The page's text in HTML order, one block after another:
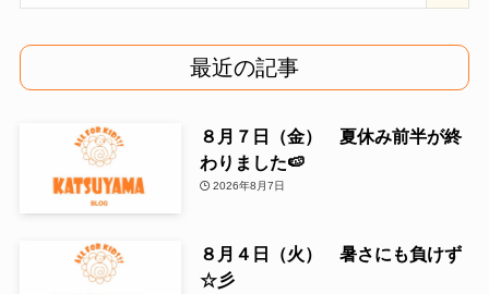
最近の記事
８月７日（金） 夏休み前半が終
わりました🍉
2026年8月7日
８月４日（火） 暑さにも負けず
☆彡